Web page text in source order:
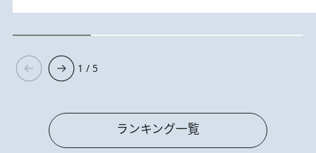
1 / 5
ランキング一覧